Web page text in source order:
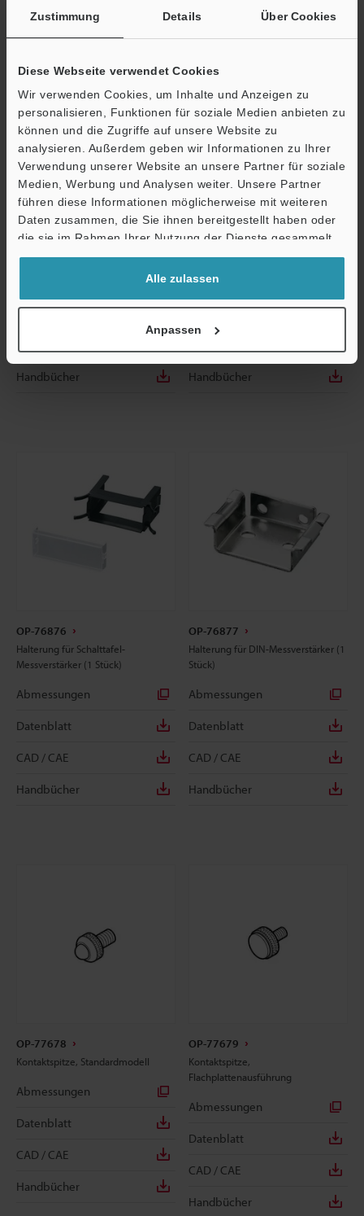
Zustimmung Details Über Cookies
Diese Webseite verwendet Cookies
Wir verwenden Cookies, um Inhalte und Anzeigen zu
personalisieren, Funktionen für soziale Medien anbieten zu
können und die Zugriffe auf unsere Website zu
analysieren. Außerdem geben wir Informationen zu Ihrer
Verwendung unserer Website an unsere Partner für soziale
Medien, Werbung und Analysen weiter. Unsere Partner
führen diese Informationen möglicherweise mit weiteren
Daten zusammen, die Sie ihnen bereitgestellt haben oder
die sie im Rahmen Ihrer Nutzung der Dienste gesammelt
haben.
Alle zulassen
Anpassen
OP-76874
Datenblatt
Handbücher
OP-76875
Abmessungen
Datenblatt
Handbücher
OP-76876
Halterung für Schalttafel-
Messverstärker (1 Stück)
Abmessungen
Datenblatt
CAD / CAE
Handbücher
OP-76877
Halterung für DIN-Messverstärker (1
Stück)
Abmessungen
Datenblatt
CAD / CAE
Handbücher
OP-77678
Kontaktspitze, Standardmodell
Abmessungen
Datenblatt
CAD / CAE
Handbücher
OP-77679
Kontaktspitze,
Flachplattenausführung
Abmessungen
Datenblatt
CAD / CAE
Handbücher
Support